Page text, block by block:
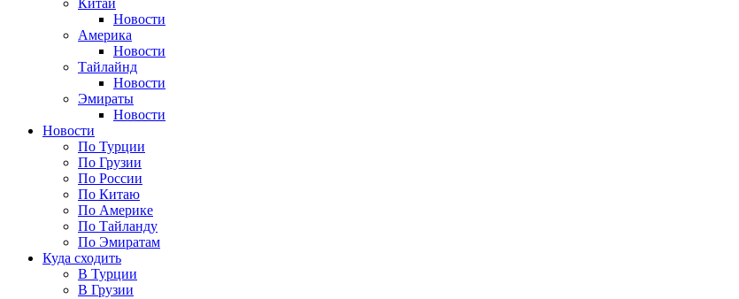
Китай
Новости
Америка
Новости
Тайлайнд
Новости
Эмираты
Новости
Новости
По Турции
По Грузии
По России
По Китаю
По Америке
По Тайланду
По Эмиратам
Куда сходить
В Турции
В Грузии